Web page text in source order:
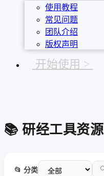
使用教程
常见问题
团队介绍
版权声明
开始使用 >
📚 研经工具资源
📂 分类